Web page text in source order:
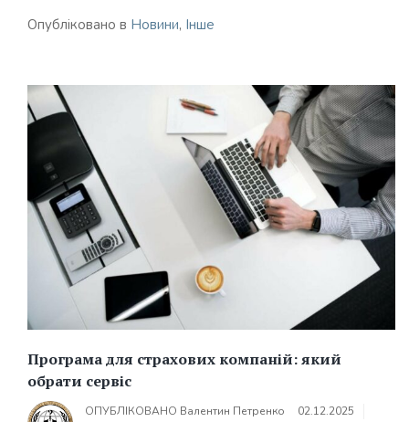
Опубліковано в Новини, Інше
Програма для страхових компаній: який
обрати сервіс
ОПУБЛІКОВАНО Валентин Петренко
02.12.2025